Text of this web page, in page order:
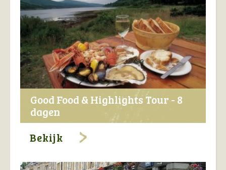
Good Food & Highlights Tour - 8
dagen
Bekijk